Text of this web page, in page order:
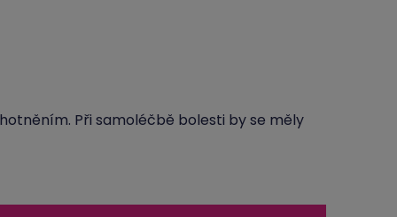
Při samoléčbě bolesti by se měly